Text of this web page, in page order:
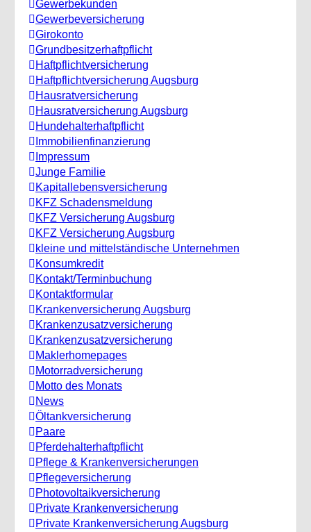
Gewerbekunden
Gewerbeversicherung
Girokonto
Grundbesitzerhaftpflicht
Haftpflichtversicherung
Haftpflichtversicherung Augsburg
Hausratversicherung
Hausratversicherung Augsburg
Hundehalterhaftpflicht
Immobilienfinanzierung
Impressum
Junge Familie
Kapitallebensversicherung
KFZ Schadensmeldung
KFZ Versicherung Augsburg
KFZ Versicherung Augsburg
kleine und mittelständische Unternehmen
Konsumkredit
Kontakt/Terminbuchung
Kontaktformular
Krankenversicherung Augsburg
Krankenzusatzversicherung
Krankenzusatzversicherung
Maklerhomepages
Motorradversicherung
Motto des Monats
News
Öltankversicherung
Paare
Pferdehalterhaftpflicht
Pflege & Krankenversicherungen
Pflegeversicherung
Photovoltaikversicherung
Private Krankenversicherung
Private Krankenversicherung Augsburg